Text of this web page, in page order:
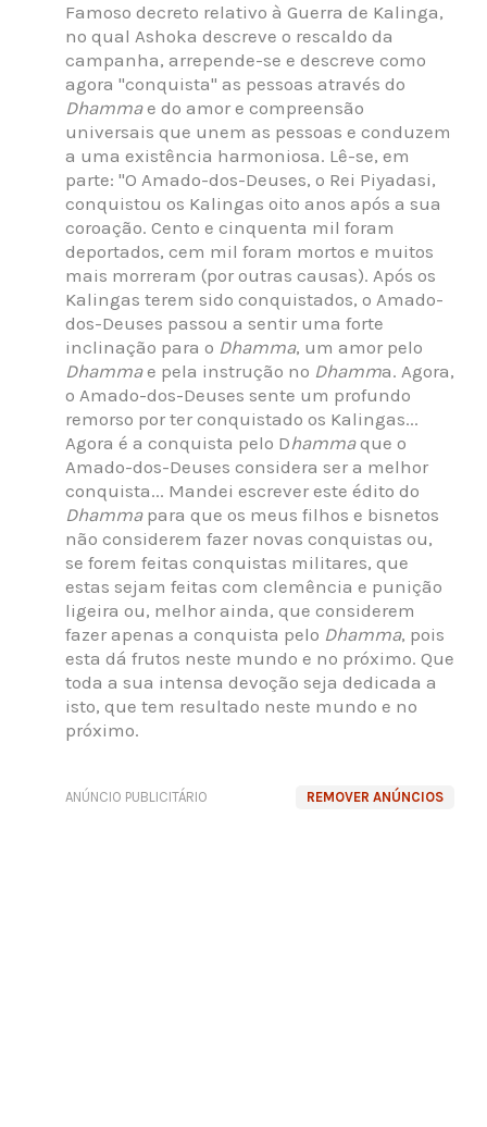
Famoso decreto relativo à Guerra de Kalinga,
no qual Ashoka descreve o rescaldo da
campanha, arrepende-se e descreve como
agora "conquista" as pessoas através do
Dhammae do amor e compreensão
universais que unem as pessoas e conduzem
a uma existência harmoniosa. Lê-se, em
parte: "O Amado-dos-Deuses, o Rei Piyadasi,
conquistou os Kalingas oito anos após a sua
coroação. Cento e cinquenta mil foram
deportados, cem mil foram mortos e muitos
mais morreram (por outras causas). Após os
Kalingas terem sido conquistados, o Amado-
dos-Deuses passou a sentir uma forte
inclinação para o Dhamma, um amor pelo
Dhammae pela instrução no Dhamma. Agora,
o Amado-dos-Deuses sente um profundo
remorso por ter conquistado os Kalingas...
Agora é a conquista pelo Dhammaque o
Amado-dos-Deuses considera ser a melhor
conquista... Mandei escrever este édito do
Dhammapara que os meus filhos e bisnetos
não considerem fazer novas conquistas ou,
se forem feitas conquistas militares, que
estas sejam feitas com clemência e punição
ligeira ou, melhor ainda, que considerem
fazer apenas a conquista pelo Dhamma, pois
esta dá frutos neste mundo e no próximo. Que
toda a sua intensa devoção seja dedicada a
isto, que tem resultado neste mundo e no
próximo.
REMOVER ANÚNCIOS
ANÚNCIO PUBLICITÁRIO